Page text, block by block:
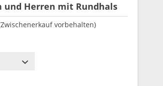
und Herren mit Rundhals
vorbehalten)